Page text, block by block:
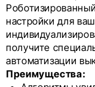
настройки для
получите
автоматизации
Преимущества: